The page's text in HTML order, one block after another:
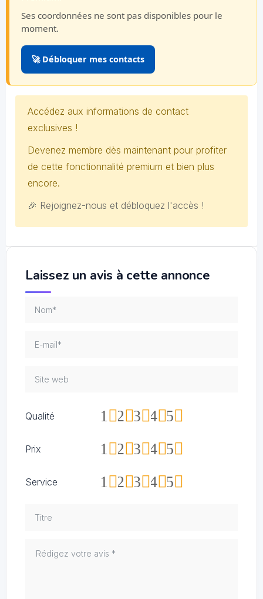
Ses coordonnées ne sont pas disponibles pour le
moment.
🚀 Débloquer mes contacts
Accédez aux informations de contact
exclusives !
Devenez membre dès maintenant pour profiter
de cette fonctionnalité premium et bien plus
encore.
🎉 Rejoignez-nous et débloquez l'accès !
Laissez un avis à cette annonce
Qualité 5
4
3
2
1
Prix 5
4
3
2
1
Service 5
4
3
2
1